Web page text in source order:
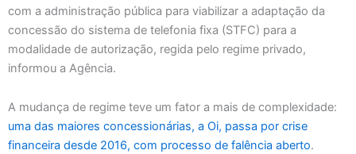
com a administração pública para viabilizar a adaptação da
concessão do sistema de telefonia fixa (STFC) para a
modalidade de autorização, regida pelo regime privado,
informou a Agência.
A mudança de regime teve um fator a mais de complexidade:
uma das maiores concessionárias, a Oi, passa por crise
financeira desde 2016, com processo de falência aberto.